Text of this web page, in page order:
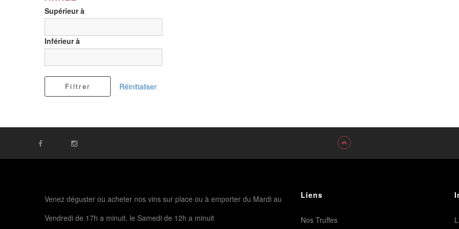
Supérieur à
Inférieur à
Filtrer Réinitialiser
Venez déguster ou acheter nos vins sur place ou à emporter du Mardi au
Vendredi de 17h a minuit, le Samedi de 12h a minuit
Liens
Nos Truffes